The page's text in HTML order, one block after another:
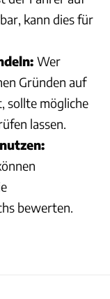
kann dies für
Wer
Gründen auf
sollte mögliche
lassen.
bewerten.